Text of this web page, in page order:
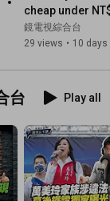
cheap under
Chen Wei-liang:
risk is not buying
鏡電視綜合台
29 views • 10 days
台 Play all